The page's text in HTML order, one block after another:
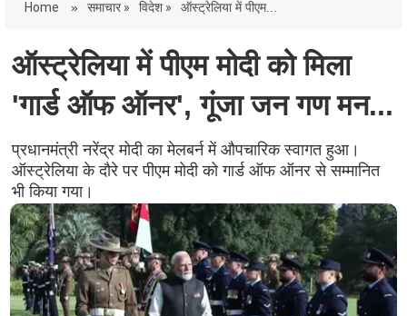
Home » समाचार » विदेश » ऑस्ट्रेलिया में पीएम...
ऑस्ट्रेलिया में पीएम मोदी को मिला
'गार्ड ऑफ ऑनर', गूंजा जन गण मन...
प्रधानमंत्री नरेंद्र मोदी का मेलबर्न में औपचारिक स्वागत हुआ।
ऑस्ट्रेलिया के दौरे पर पीएम मोदी को गार्ड ऑफ ऑनर से सम्मानित
भी किया गया।